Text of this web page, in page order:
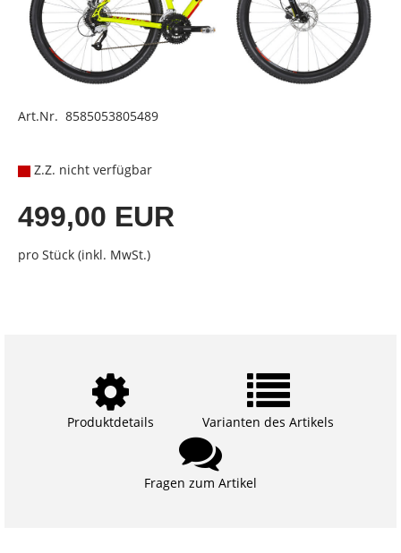
Art.Nr. 8585053805489
Z.Z. nicht verfügbar
499,00 EUR
pro Stück (inkl. MwSt.)
Produktdetails Varianten des Artikels
Fragen zum Artikel